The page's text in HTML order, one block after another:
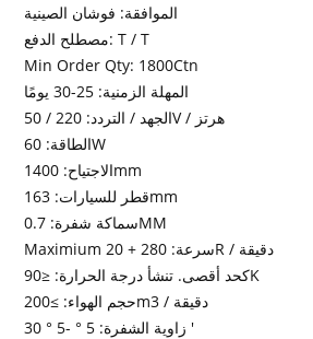
الموافقة: فوشان الصينية
مصطلح الدفع: T / T
Min Order Qty: 1800Ctn
المهلة الزمنية: 25-30 يومًا
الجهد / التردد: 220 / 50V / هرتز
الطاقة: 60W
الاجتياح: 1400mm
قطر للسيارات: 163mm
سماكة شفرة: 0.7MM
Maximium سرعة: 280 + 20R / دقيقة
كحد أقصى. تنشأ درجة الحرارة: ≤90K
حجم الهواء: ≥200m3 / دقيقة
زاوية الشفرة: 5 ° -5 ° 30 '